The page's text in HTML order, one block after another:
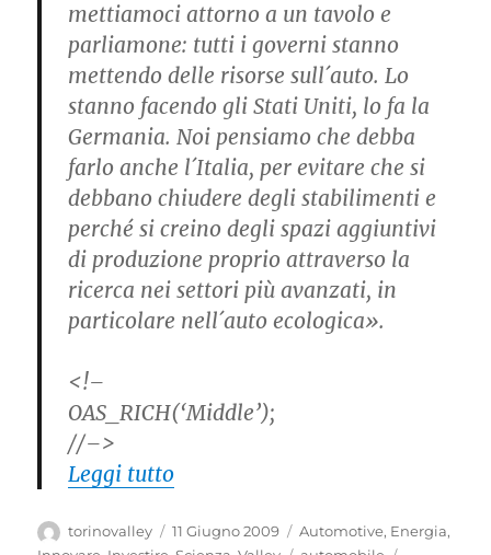
mettiamoci attorno a un tavolo e
parliamone: tutti i governi stanno
mettendo delle risorse sull´auto. Lo
stanno facendo gli Stati Uniti, lo fa la
Germania. Noi pensiamo che debba
farlo anche l´Italia, per evitare che si
debbano chiudere degli stabilimenti e
perché si creino degli spazi aggiuntivi
di produzione proprio attraverso la
ricerca nei settori più avanzati, in
particolare nell´auto ecologica».
<!–
OAS_RICH(‘Middle’);
//–>
Leggi tutto“Sulla Fiat 900 milioni per
Autore
torinovalley
Pubblicato
11 Giugno 2009 Categorie
Automotive, Energia,